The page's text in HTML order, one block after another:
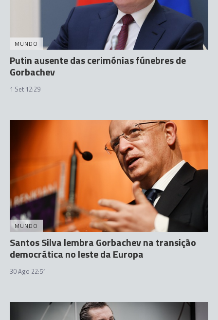
MUNDO
Putin ausente das cerimónias fúnebres de
Gorbachev
1 Set 12:29
MUNDO
Santos Silva lembra Gorbachev na transição
democrática no leste da Europa
30 Ago 22:51